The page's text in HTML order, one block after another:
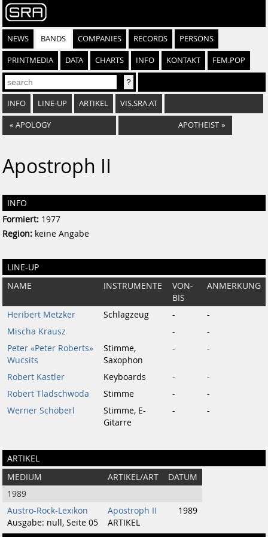
NEWS BANDS COMPANIES RECORDS PERSONS
PRINTMEDIA DATA CHARTS INFO KONTAKT FEM.POP
INFO LINE-UP ARTIKEL VIS.SRA.AT
« APOLOGY APOTHEIST »
Apostroph II
INFO
Formiert: 1977
Region: keine Angabe
LINE-UP
NAME INSTRUMENTE
VON-
BIS
ANMERKUNG
Heribert Metzker Schlagzeug -
-
Mischa Krausz
-
-
Peter «Peter Roberts»
Wucsits
Stimme,
Saxophon
- -
Robert Kastler Keyboards -
-
Robert Tladschwoda
Stimme -
-
Werner Schöberl
Stimme, E-
Gitarre
- -
ARTIKEL
MEDIUM ARTIKEL/ART
DATUM
1989
Austro-Rock-Lexikon
Ausgabe: null, Seite 05
Apostroph II
ARTIKEL
1989